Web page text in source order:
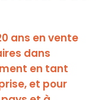
ans en vente
dans
en tant
et pour